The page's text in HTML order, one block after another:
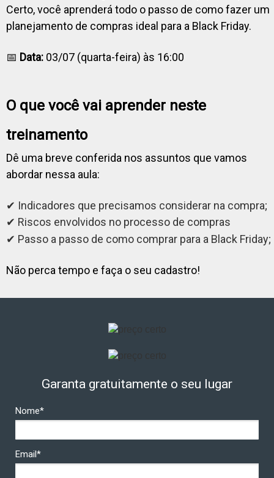
Certo, você aprenderá todo o passo de como fazer um
planejamento de compras ideal para a Black Friday.
📅 Data: 03/07 (quarta-feira) às 16:00
O que você vai aprender neste
treinamento
Dê uma breve conferida nos assuntos que vamos
abordar nessa aula:
✔ Indicadores que precisamos considerar na compra;
✔ Riscos envolvidos no processo de compras
✔ Passo a passo de como comprar para a Black Friday;
Não perca tempo e faça o seu cadastro!
Garanta gratuitamente o seu lugar
Nome*
Email*